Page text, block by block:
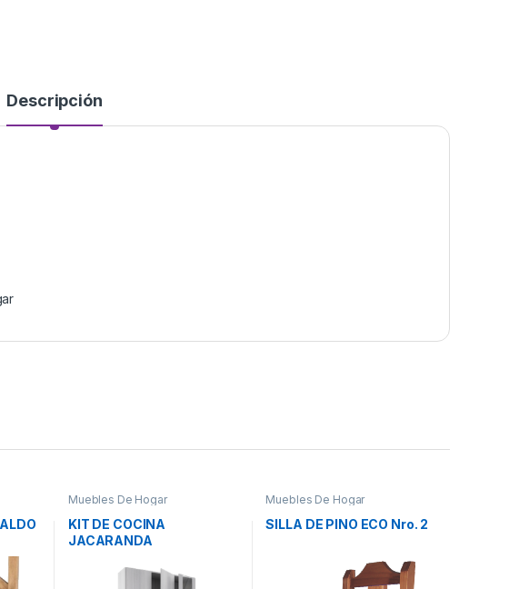
Descripción
Muebles De Hogar
KIT DE COCINA
JACARANDA
Muebles De Hogar
SILLA DE PINO ECO Nro. 2